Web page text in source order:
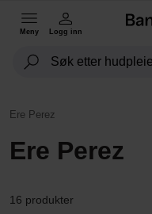
Meny Logg inn
Ere Perez
Ere Perez
16 produkter